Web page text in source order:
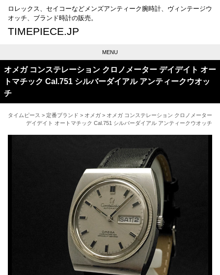
ロレックス、セイコーなどメンズアンティーク腕時計、ヴィンテージウ
オッチ、ブランド時計の販売。
TIMEPIECE.JP
MENU
オメガ コンステレーション クロノメーター デイデイト オー
トマチック Cal.751 シルバーダイアル アンティークウオッ
チ
タイムピース > 定番ブランド > オメガ > オメガ コンステレーション クロノメーター
デイデイト オートマチック Cal.751 シルバーダイアル アンティークウオッチ